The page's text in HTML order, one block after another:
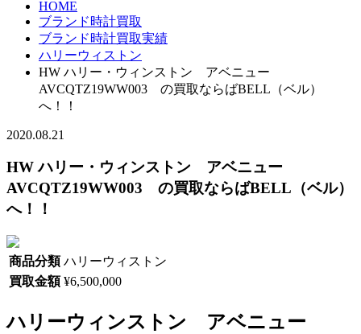
HOME
ブランド時計買取
ブランド時計買取実績
ハリーウィストン
HW ハリー・ウィンストン アベニュー
AVCQTZ19WW003 の買取ならばBELL（ベル）
へ！！
2020.08.21
HW ハリー・ウィンストン アベニュー
AVCQTZ19WW003 の買取ならばBELL（ベル）
へ！！
商品分類 ハリーウィストン
買取金額 ¥6,500,000
ハリーウィンストン アベニュー